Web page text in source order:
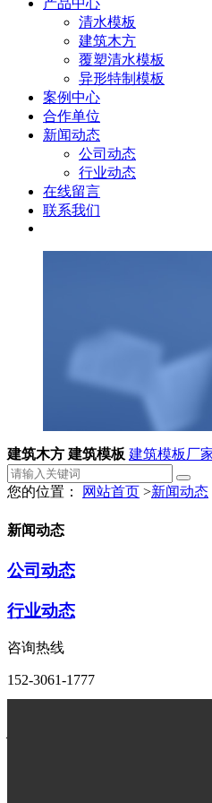
产品中心
清水模板
建筑木方
覆塑清水模板
异形特制模板
案例中心
合作单位
新闻动态
公司动态
行业动态
在线留言
联系我们
建筑木方 建筑模板 建筑模板厂
您的位置： 网站首页 >新闻动态
新闻动态
公司动态
行业动态
咨询热线
152-3061-1777